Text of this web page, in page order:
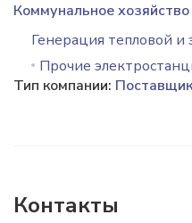
Коммунальное хозяйство
Генерация тепловой и
Прочие
Тип компании: Поставщик
Контакты